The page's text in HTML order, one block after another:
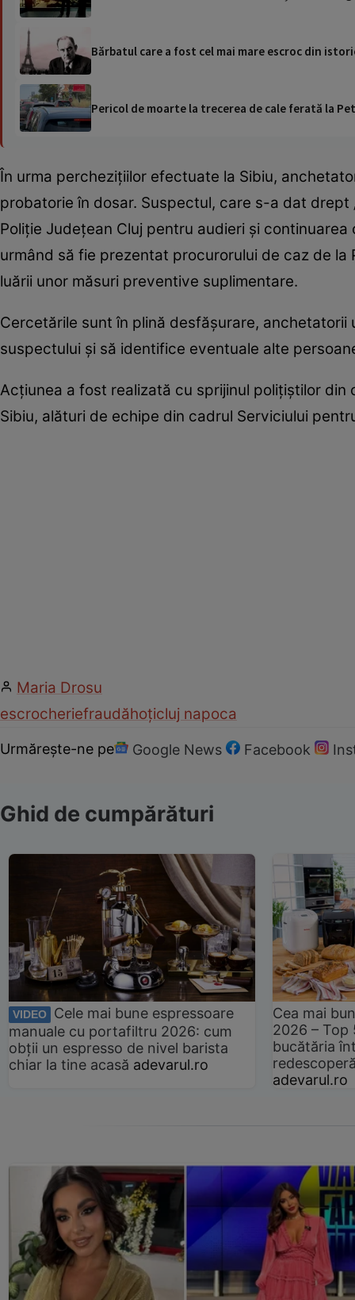
Bărbatul care a fost cel mai mare escroc din
Pericol de moarte la trecerea de cale ferată la
În urma perchezițiilor efectuate la Sibiu,
probatorie în dosar. Suspectul, care s-a dat
Poliție Județean Cluj pentru audieri și
urmând să fie prezentat procurorului de caz de
luării unor măsuri preventive suplimentare.
Cercetările sunt în plină desfășurare,
suspectului și să identifice eventuale alte
Acțiunea a fost realizată cu sprijinul polițiștilor din
Sibiu, alături de echipe din cadrul Serviciului
Maria Drosu
escrocheriefraudăhoțicluj napoca
Urmărește-ne pe Google News Facebook
Ghid de cumpărături
VIDEO
Cele mai bune espressoare
manuale cu portafiltru 2026: cum
obții un espresso de nivel barista
chiar la tine acasă adevarul.ro
Cea mai
2026 –
bucătăria
adevarul.ro